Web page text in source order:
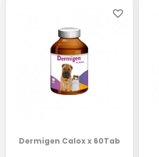
Dermigen Calox x 60Tab